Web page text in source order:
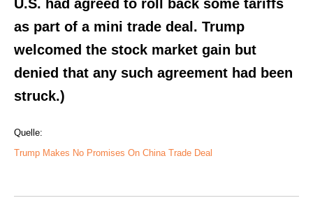
U.S. had agreed to roll back some tariffs
as part of a mini trade deal. Trump
welcomed the stock market gain but
denied that any such agreement had been
struck.)
Quelle:
Trump Makes No Promises On China Trade Deal